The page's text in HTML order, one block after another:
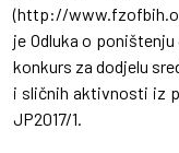
(http://
je Odluka o
konkurs za dodjelu
i sličnih aktivnosti iz
JP2017/1.